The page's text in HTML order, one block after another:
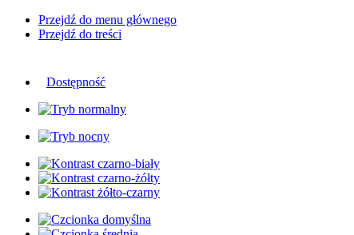
Przejdź do menu głównego
Przejdź do treści
Dostępność